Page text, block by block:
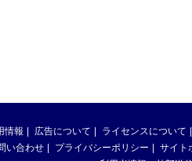
情報 広告について ライセンスについて
い合わせ プライバシーポリシー サイト